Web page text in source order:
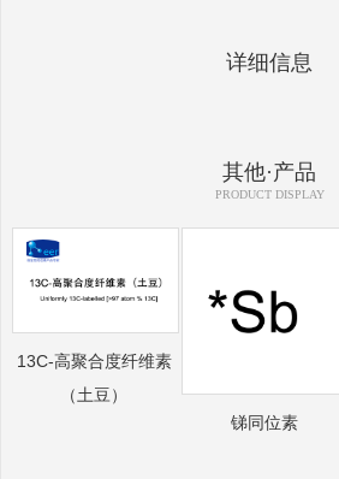
详细信息
其他·产品
PRODUCT DISPLAY
13C-高聚合度纤维素
（土豆）
锑同位素